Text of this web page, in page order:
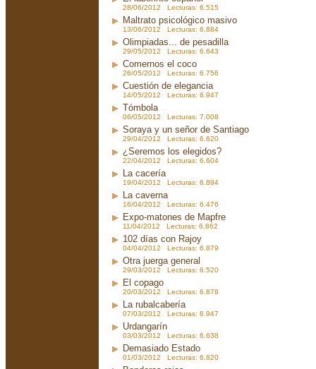
28/06/2012 Lecturas: 6.515
Maltrato psicológico masivo
13/06/2012 Lecturas: 6.884
Olimpiadas... de pesadilla
29/05/2012 Lecturas: 6.643
Comernos el coco
26/05/2012 Lecturas: 6.756
Cuestión de elegancia
14/05/2012 Lecturas: 6.947
Tómbola
06/05/2012 Lecturas: 7.008
Soraya y un señor de Santiago
29/04/2012 Lecturas: 6.620
¿Seremos los elegidos?
22/04/2012 Lecturas: 6.604
La cacería
19/04/2012 Lecturas: 6.894
La caverna
16/04/2012 Lecturas: 6.476
Expo-matones de Mapfre
11/04/2012 Lecturas: 6.862
102 días con Rajoy
04/04/2012 Lecturas: 6.879
Otra juerga general
29/03/2012 Lecturas: 6.520
El copago
20/03/2012 Lecturas: 6.878
La rubalcabería
07/03/2012 Lecturas: 6.947
Urdangarín
03/03/2012 Lecturas: 6.638
Demasiado Estado
01/03/2012 Lecturas: 6.820